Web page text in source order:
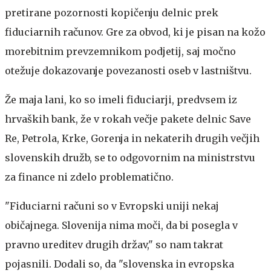
pretirane pozornosti kopičenju delnic prek
fiduciarnih računov. Gre za obvod, ki je pisan na kožo
morebitnim prevzemnikom podjetij, saj močno
otežuje dokazovanje povezanosti oseb v lastništvu.
Že maja lani, ko so imeli fiduciarji, predvsem iz
hrvaških bank, že v rokah večje pakete delnic Save
Re, Petrola, Krke, Gorenja in nekaterih drugih večjih
slovenskih družb, se to odgovornim na ministrstvu
za finance ni zdelo problematično.
"Fiduciarni računi so v Evropski uniji nekaj
običajnega. Slovenija nima moči, da bi posegla v
pravno ureditev drugih držav," so nam takrat
pojasnili. Dodali so, da "slovenska in evropska